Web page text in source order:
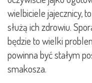
wielbiciele jajecznicy,
służą ich zdrowiu.
będzie to wielki
powinna być stałym
smakosza.